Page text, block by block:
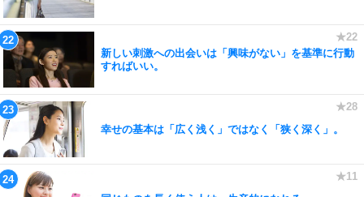
新しい刺激への出会いは「興味がない」を基準に行動
すればいい。
幸せの基本は「広く浅く」ではなく「狭く深く」。